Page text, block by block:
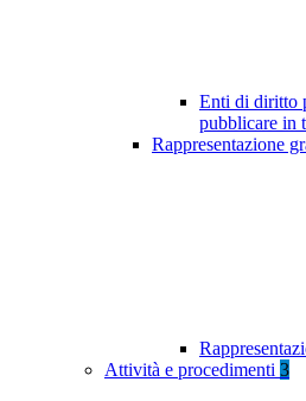
Enti di diritto
pubblicare in
Rappresentazione
Attività e procedimenti 3